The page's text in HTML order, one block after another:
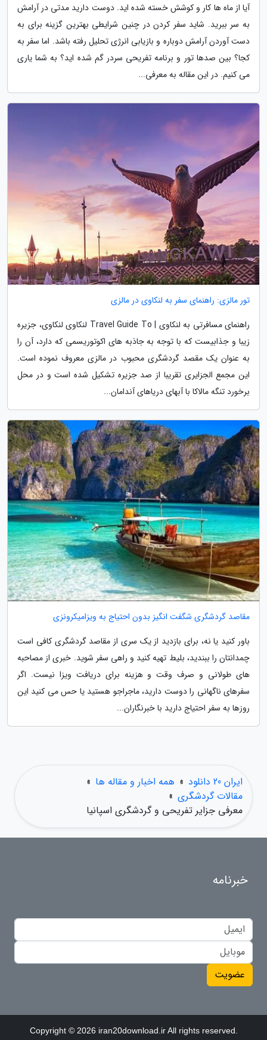
آیا از ماه ها کار و کوشش خسته شده اید. دوست دارید مدتی در آرامش
به سر ببرید. شاید سفر کردن در چنین شرایطی بهترین گزینه برای به
دست آوردن آرامش دوباره و بازیابی انرژی تحلیل رفته باشد. اما سفر به
کجا؟ بین صدها تور و برنامه تفریحی سردر گم شده اید؟ به شما یاری
می کنیم. در این مقاله به معرفی...
تور مالزی: راهنمای سفر به لنکاوی در مالزی
راهنمای مسافرتی به لنکاوی | Travel Guide To لنکاوی لنکاوی، جزیره
زیبا و جذابیست که با توجه به جاذبه های اکوتوریسمی که دارد، آن را
به عنوان یک مقصد گردشگری محبوب در مالزی معروف نموده است.
این مجمع الجزایری تقریبا از صد جزیره تشکیل شده است و در محل
برخورد تنگه مالاکا با آبهای دریاهای آندامان...
مقاصد گردشگری شگفت انگیز بدون احتیاج به ویزامیکرونزی
باور کنید یا نه، برای بازدید از یک سری از مقاصد گردشگری کافی است
چمدانتان را ببندید، بلیط تهیه کنید و راهی سفر شوید. خبری از مصاحبه
های طولانی و صرف وقت و هزینه برای دریافت ویزا نیست. اگر
سفرهای ناگهانی را دوست دارید، ماجراجو هستید یا حس می کنید این
روزها به سفر احتیاج دارید با خبرنگاران...
ایران 20 دانلود » همه اخبار و مقاله ها »
مقالات گردشگری »
معرفی جزایر تفریحی و گردشگری اسپانیا
خبرنامه
عضویت
Copyright © 2026 iran20download.ir All rights reserved.